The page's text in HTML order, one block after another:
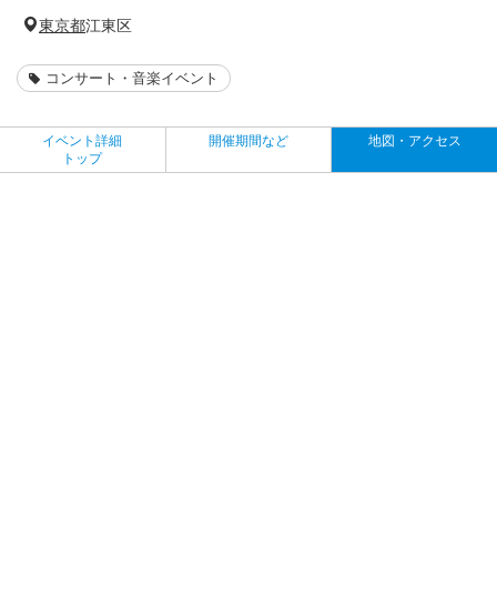
東京都江東区
コンサート・音楽イベント
イベント詳細
トップ
開催期間など 地図・アクセス